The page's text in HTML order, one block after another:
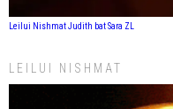
Leilui Nishmat Judith bat Sara ZL
LEILUI NISHMAT